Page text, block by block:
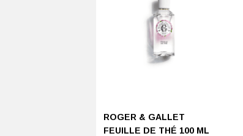
ROGER & GALLET
FEUILLE DE THÉ 100 ML